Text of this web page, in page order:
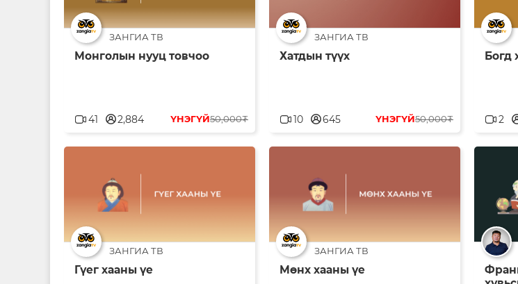
ЗАНГИА ТВ
Монголын нууц товчоо
ҮНЭГҮЙ50,000₮
41 userblank2,884
ЗАНГИА ТВ
Хатдын түүх
ҮНЭГҮЙ50,000₮
10 userblank645
Богд
2
ЗАНГИА ТВ
Гүег хааны үе
ЗАНГИА ТВ
Мөнх хааны үе